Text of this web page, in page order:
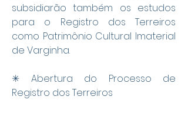
subsidiarão também os estudos
para o Registro dos Terreiros
como Patrimônio Cultural Imaterial
de Varginha.
✳ Abertura do Processo de
Registro dos Terreiros